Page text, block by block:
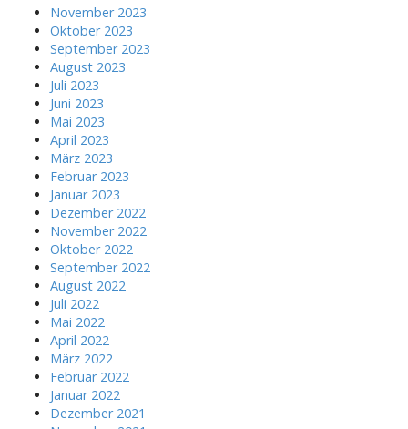
November 2023
Oktober 2023
September 2023
August 2023
Juli 2023
Juni 2023
Mai 2023
April 2023
März 2023
Februar 2023
Januar 2023
Dezember 2022
November 2022
Oktober 2022
September 2022
August 2022
Juli 2022
Mai 2022
April 2022
März 2022
Februar 2022
Januar 2022
Dezember 2021